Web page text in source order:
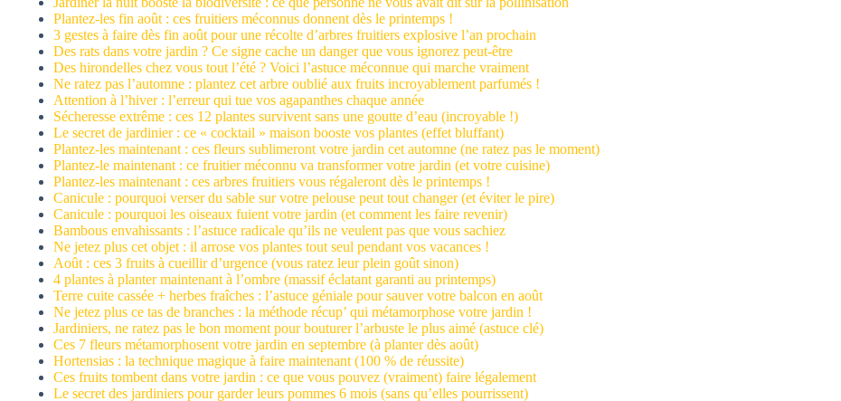
Plantez-les fin août : ces fruitiers méconnus donnent dès le printemps !
3 gestes à faire dès fin août pour une récolte d’arbres fruitiers explosive l’an prochain
Des rats dans votre jardin ? Ce signe cache un danger que vous ignorez peut-être
Des hirondelles chez vous tout l’été ? Voici l’astuce méconnue qui marche vraiment
Ne ratez pas l’automne : plantez cet arbre oublié aux fruits incroyablement parfumés !
Attention à l’hiver : l’erreur qui tue vos agapanthes chaque année
Sécheresse extrême : ces 12 plantes survivent sans une goutte d’eau (incroyable !)
Le secret de jardinier : ce « cocktail » maison booste vos plantes (effet bluffant)
Plantez-les maintenant : ces fleurs sublimeront votre jardin cet automne (ne ratez pas le moment)
Plantez-le maintenant : ce fruitier méconnu va transformer votre jardin (et votre cuisine)
Plantez-les maintenant : ces arbres fruitiers vous régaleront dès le printemps !
Canicule : pourquoi verser du sable sur votre pelouse peut tout changer (et éviter le pire)
Canicule : pourquoi les oiseaux fuient votre jardin (et comment les faire revenir)
Bambous envahissants : l’astuce radicale qu’ils ne veulent pas que vous sachiez
Ne jetez plus cet objet : il arrose vos plantes tout seul pendant vos vacances !
Août : ces 3 fruits à cueillir d’urgence (vous ratez leur plein goût sinon)
4 plantes à planter maintenant à l’ombre (massif éclatant garanti au printemps)
Terre cuite cassée + herbes fraîches : l’astuce géniale pour sauver votre balcon en août
Ne jetez plus ce tas de branches : la méthode récup’ qui métamorphose votre jardin !
Jardiniers, ne ratez pas le bon moment pour bouturer l’arbuste le plus aimé (astuce clé)
Ces 7 fleurs métamorphosent votre jardin en septembre (à planter dès août)
Hortensias : la technique magique à faire maintenant (100 % de réussite)
Ces fruits tombent dans votre jardin : ce que vous pouvez (vraiment) faire légalement
Le secret des jardiniers pour garder leurs pommes 6 mois (sans qu’elles pourrissent)